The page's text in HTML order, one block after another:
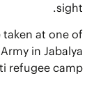
sight.
at one of
in Jabalya
refugee camp